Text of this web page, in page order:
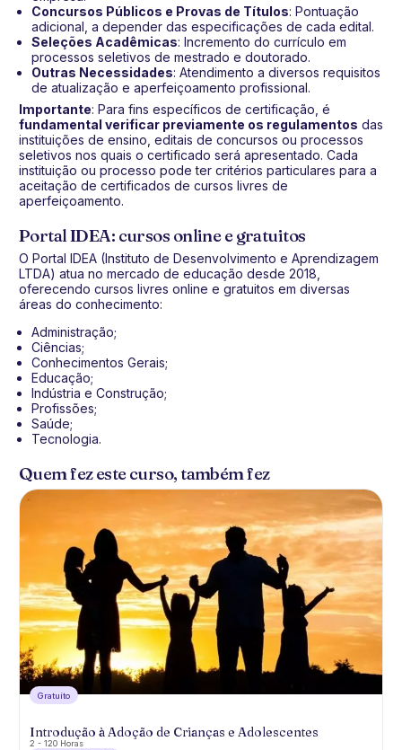
Concursos Públicos e Provas de Títulos: Pontuação
adicional, a depender das especificações de cada edital.
Seleções Acadêmicas: Incremento do currículo em
processos seletivos de mestrado e doutorado.
Outras Necessidades: Atendimento a diversos requisitos
de atualização e aperfeiçoamento profissional.
Importante: Para fins específicos de certificação, é
fundamental verificar previamente os regulamentos das
instituições de ensino, editais de concursos ou processos
seletivos nos quais o certificado será apresentado. Cada
instituição ou processo pode ter critérios particulares para a
aceitação de certificados de cursos livres de
aperfeiçoamento.
Portal IDEA: cursos online e gratuitos
O Portal IDEA (Instituto de Desenvolvimento e Aprendizagem
LTDA) atua no mercado de educação desde 2018,
oferecendo cursos livres online e gratuitos em diversas
áreas do conhecimento:
Administração;
Ciências;
Conhecimentos Gerais;
Educação;
Indústria e Construção;
Profissões;
Saúde;
Tecnologia.
Quem fez este curso, também fez
Gratuíto
Introdução à Adoção de Crianças e Adolescentes
2 - 120 Horas